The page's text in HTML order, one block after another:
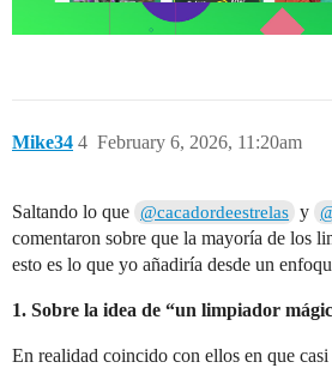
Mike34 February 6, 2026, 11:20am
4
Saltando lo que @cacadordeestrelas y
comentaron sobre que la mayoría de los
esto es lo que yo añadiría desde un
1. Sobre la idea de “un limpiador
En realidad coincido con ellos en que